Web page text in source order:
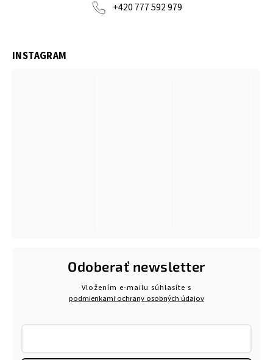
+420 777 592 979
INSTAGRAM
Odoberať newsletter
Vložením e-mailu súhlasíte s
podmienkami ochrany osobných údajov